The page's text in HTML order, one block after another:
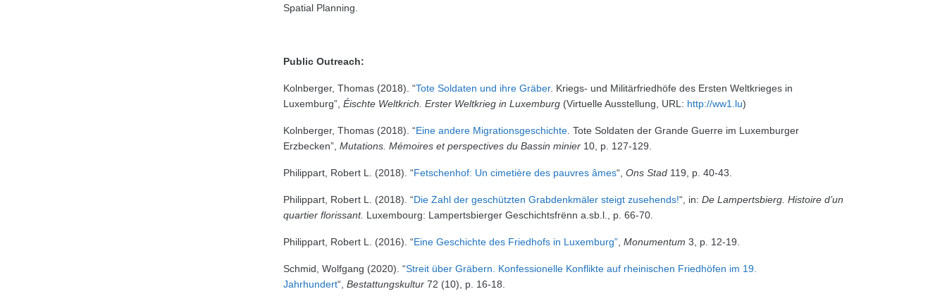
Spatial Planning.
Public Outreach:
Kolnberger, Thomas (2018). “Tote Soldaten und ihre Gräber. Kriegs- und Militärfriedhöfe des Ersten Weltkrieges in
Luxemburg”, Éischte Weltkrich. Erster Weltkrieg in Luxemburg (Virtuelle Ausstellung, URL: http://ww1.lu)
Kolnberger, Thomas (2018). “Eine andere Migrationsgeschichte . Tote Soldaten der Grande Guerre im Luxemburger
Erzbecken”, Mutations. Mémoires et perspectives du Bassin minier 10, p. 127-129.
Philippart, Robert L. (2018). “Fetschenhof: Un cimetière des pauvres âmes“, Ons Stad 119, p. 40-43.
Philippart, Robert L. (2018). “Die Zahl der geschützten Grabdenkmäler steigt zusehends!“, in: De Lampertsbierg. Histoire d’un
quartier florissant. Luxembourg: Lampertsbierger Geschichtsfrënn a.sb.l., p. 66-70.
Philippart, Robert L. (2016). “Eine Geschichte des Friedhofs in Luxemburg” Monumentum 3, p. 12-19.
Schmid, Wolfgang (2020). “Streit über Gräbern. Konfessionelle Konflikte auf rheinischen Friedhöfen im 19.
Jahrhundert“, Bestattungskultur 72 (10), p. 16-18.